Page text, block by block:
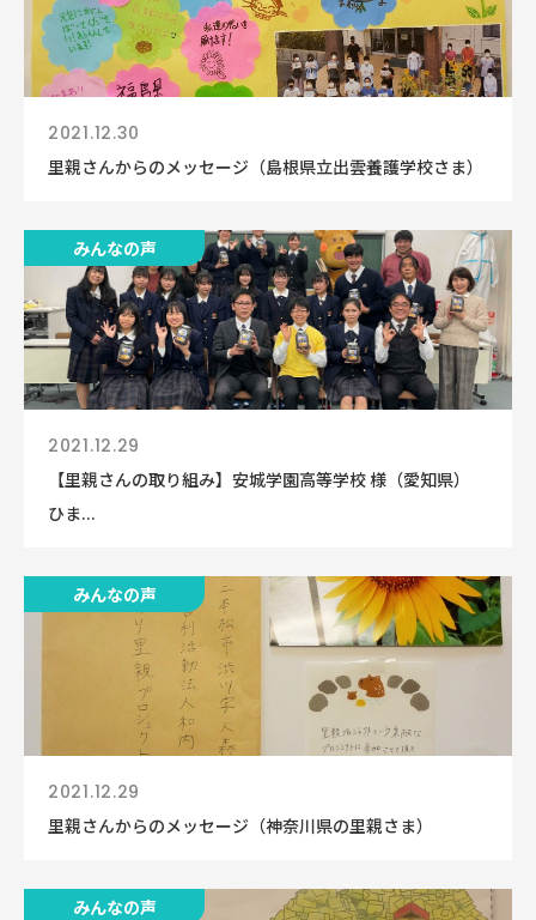
2021.12.30
里親さんからのメッセージ（島根県立出雲養護学校さま）
みんなの声
2021.12.29
【里親さんの取り組み】安城学園高等学校 様（愛知県）
ひま...
みんなの声
2021.12.29
里親さんからのメッセージ（神奈川県の里親さま）
みんなの声